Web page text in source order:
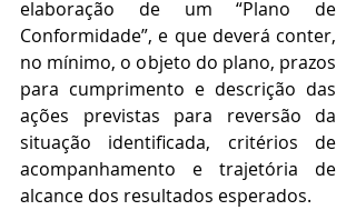
elaboração de um “Plano de
Conformidade”, e que deverá conter,
no mínimo, o objeto do plano, prazos
para cumprimento e descrição das
ações previstas para reversão da
situação identificada, critérios de
acompanhamento e trajetória de
alcance dos resultados esperados.